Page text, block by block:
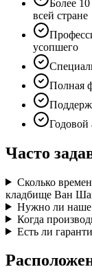
Более
всей стране
усопшего
Полная
Годовой
Часто
Сколько
кладбище Ван
Нужно ли наше
Когда
Есть ли